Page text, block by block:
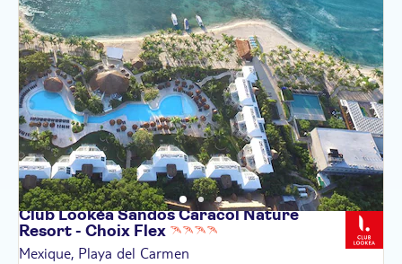
Club Lookéa Sandos Caracol Nature
Resort - Choix Flex
Mexique, Playa del Carmen